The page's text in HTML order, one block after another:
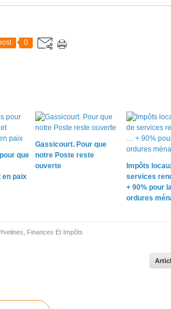
0
que
en paix
Gassicourt. Pour que
notre Poste reste
ouverte
Impôts
services
+ 90% pour
ordures
Yvelines Finances Et Impôts